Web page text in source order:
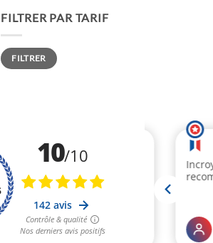
FILTRER PAR TARIF
Prix
min
Prix
maxFILTRER